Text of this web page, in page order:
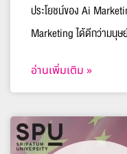
ประโยชน์ของ Ai
Marketing ได้ดีกว่ามนุษ
อ่านเพิ่มเติม »